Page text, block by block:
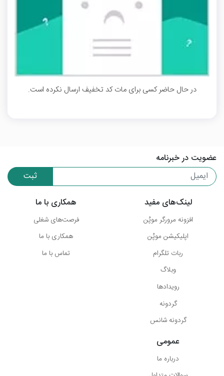
در حال حاضر کسی برای مات کد تخفیف ارسال نکرده است.
عضویت در خبرنامه
ثبت
لینک‌های مفید
افزونه مرورگر موپُن
اپلیکیشن موپُن
ربات تلگرام
وبلاگ
رویدادها
گردونه
گردونه شانس
همکاری با ما
فرصت‌های شغلی
همکاری با ما
تماس با ما
عمومی
درباره ما